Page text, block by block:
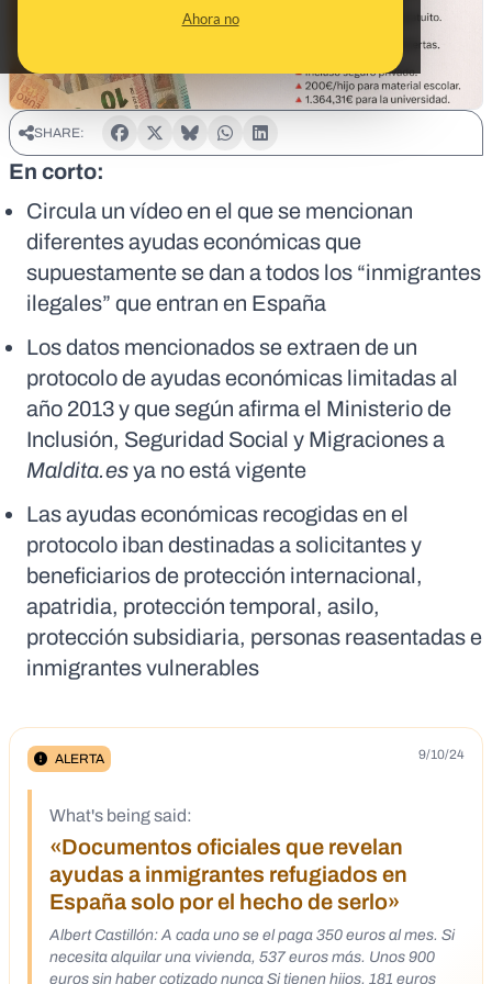
Ahora no
SHARE:
En corto:
Circula un vídeo en el que se mencionan
diferentes ayudas económicas que
supuestamente se dan a todos los “inmigrantes
ilegales” que entran en España
Los datos mencionados se extraen de un
protocolo de ayudas económicas limitadas al
año 2013 y que según afirma el Ministerio de
Inclusión, Seguridad Social y Migraciones a
Maldita.esya no está vigente
Las ayudas económicas recogidas en el
protocolo iban destinadas a solicitantes y
beneficiarios de protección internacional,
apatridia, protección temporal, asilo,
protección subsidiaria, personas reasentadas e
inmigrantes vulnerables
ALERTA 9/10/24
What's being said:
«Documentos oficiales que revelan
ayudas a inmigrantes refugiados en
España solo por el hecho de serlo»
Albert Castillón: A cada uno se el paga 350 euros al mes. Si
necesita alquilar una vivienda, 537 euros más. Unos 900
euros sin haber cotizado nunca Si tienen hijos. 181 euros